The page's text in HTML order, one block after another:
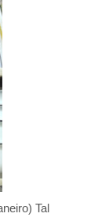
Tal